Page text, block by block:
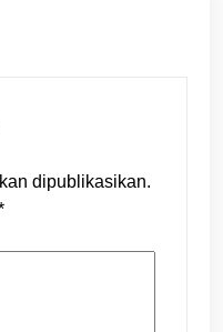
dipublikasikan.